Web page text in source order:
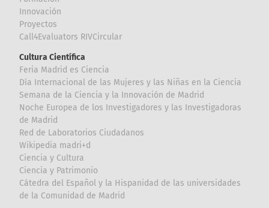
Innovación
Proyectos
Call4Evaluators RIVCircular
Cultura Científica
Feria Madrid es Ciencia
Día Internacional de las Mujeres y las Niñas en la Ciencia
Semana de la Ciencia y la Innovación de Madrid
Noche Europea de los Investigadores y las Investigadoras
de Madrid
Red de Laboratorios Ciudadanos
Wikipedia madri+d
Ciencia y Cultura
Ciencia y Patrimonio
Cátedra del Español y la Hispanidad de las universidades
de la Comunidad de Madrid